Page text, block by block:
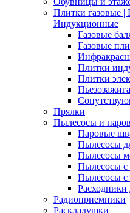
Плитки газовые |
Индукционные
Газовые
Газовые
Плитки
Плитки
Прялки
Пылесосы и
Паровые
Пылесосы
Пылесосы
Пылесосы с
Пылесосы
Расходники
Радиоприемники
Раскладушки